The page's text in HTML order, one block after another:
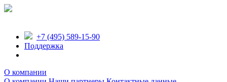
+7 (495) 589-15-90
Поддержка
О компании